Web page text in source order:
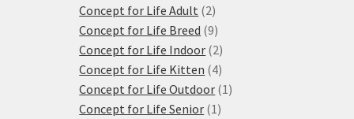
produktů
Concept for Life Adult 22
produkty
Concept for Life Breed 99
produktů
Concept for Life Indoor 22
produkty
Concept for Life Kitten 44
produkty
Concept for Life Outdoor 11
Concept for Life Senior 11